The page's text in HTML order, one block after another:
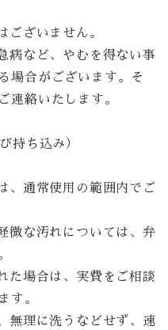
ざいません。
病など、やむを得ない事
場合がございます。そ
連絡いたします。
持ち込み）
、通常使用の範囲内でご
微な汚れについては、弁
た場合は、実費をご相談
す。
無理に洗うなどせず、速